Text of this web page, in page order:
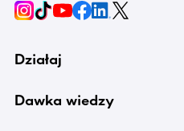
Działaj
Dawka wiedzy